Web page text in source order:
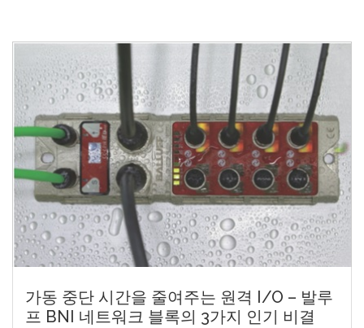
가동 중단 시간을 줄여주는 원격 I/O – 발루
프 BNI 네트워크 블록의 3가지 인기 비결